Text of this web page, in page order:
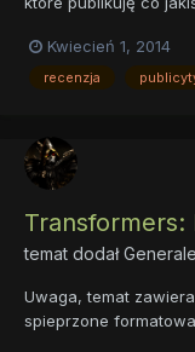
komentarzy
postanowiłem
Kwiecień 1, 2014
recenzja
Transformers:
temat dodał
Uwaga, temat
spieprzone